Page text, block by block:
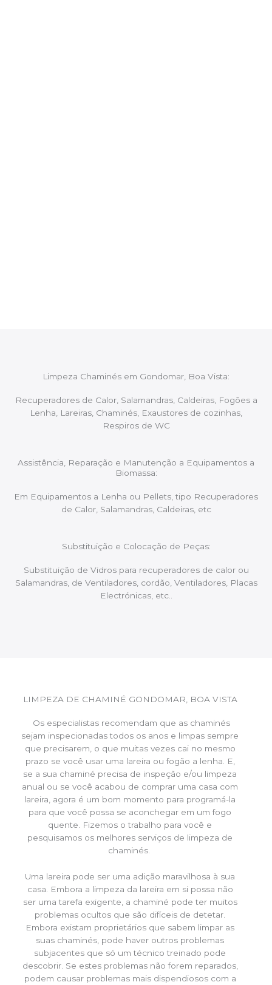
Limpeza Chaminés em Gondomar, Boa Vista:
Recuperadores de Calor, Salamandras, Caldeiras, Fogões a
Lenha, Lareiras, Chaminés, Exaustores de cozinhas,
Respiros de WC
Assistência, Reparação e Manutenção a Equipamentos a
Biomassa:
Em Equipamentos a Lenha ou Pellets, tipo Recuperadores
de Calor, Salamandras, Caldeiras, etc
Substituição e Colocação de Peças:
Substituição de Vidros para recuperadores de calor ou
Salamandras, de Ventiladores, cordão, Ventiladores, Placas
Electrónicas, etc..
LIMPEZA DE CHAMINÉ GONDOMAR, BOA VISTA
Os especialistas recomendam que as chaminés
sejam inspecionadas todos os anos e limpas sempre
que precisarem, o que muitas vezes cai no mesmo
prazo se você usar uma lareira ou fogão a lenha. E,
se a sua chaminé precisa de inspeção e/ou limpeza
anual ou se você acabou de comprar uma casa com
lareira, agora é um bom momento para programá-la
para que você possa se aconchegar em um fogo
quente. Fizemos o trabalho para você e
pesquisamos os melhores serviços de limpeza de
chaminés.
Uma lareira pode ser uma adição maravilhosa à sua
casa. Embora a limpeza da lareira em si possa não
ser uma tarefa exigente, a chaminé pode ter muitos
problemas ocultos que são difíceis de detetar.
Embora existam proprietários que sabem limpar as
suas chaminés, pode haver outros problemas
subjacentes que só um técnico treinado pode
descobrir. Se estes problemas não forem reparados,
podem causar problemas mais dispendiosos com a